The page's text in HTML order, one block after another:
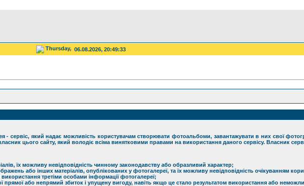
Thursday, 06.08.2026, 20:49:33
- сервіс, який надає можливість користувачам створювати фотоальбоми, завантажувати в них свої
цього сайту, який володіє всіма винятковими правами на використання даного сервісу. Власник
їх можливу невідповідність чинному законодавству або образливий характер;
або інших матеріалів, опублікованих у фотогалереї, та їх можливу невідповідність очікуванням
третіми особами інформації фотогалереї;
прямої або непрямий збиток і упущену вигоду, навіть якщо це стало результатом використання або